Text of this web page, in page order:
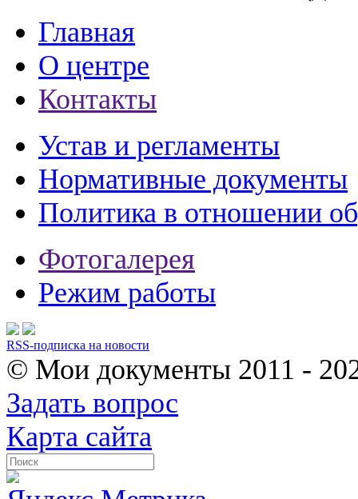
Главная
О центре
Контакты
Устав и регламенты
Нормативные документы
Политика в отношении
Фотогалерея
Режим работы
RSS-подписка на новости
© Мои документы 2011 -
Задать вопрос
Карта сайта